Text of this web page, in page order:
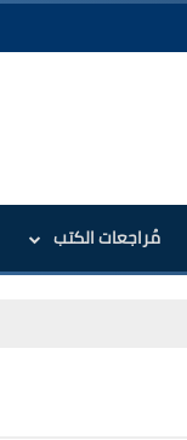
مُراجعات الكتب